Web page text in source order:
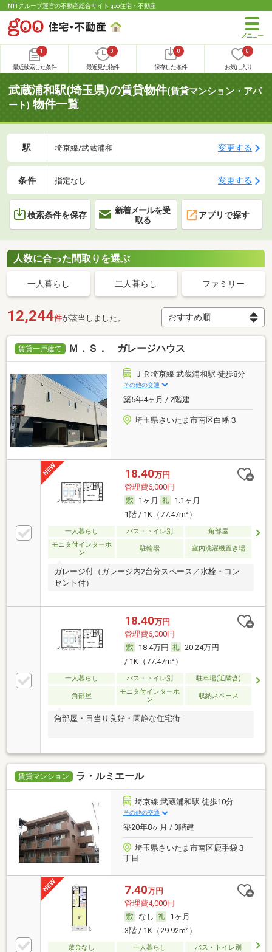
NTTグループ運営の不動産総合サイト goo住宅・不動産
1
最近検索した条件
0
最近見た物件
0
保存した条件
0
お気に入り
武蔵浦和駅(埼玉県)の賃貸物件(賃貸マンション・アパ
ート) 物件一覧
駅 埼京線/武蔵浦和 変更する
条件 指定なし 変更する
検索条件を保存
新着メールを受
取る
アプリで探す
人数に合った間取りを選ぶ
一人暮らし 二人暮らし ファミリー
12,244件が該当しました。
賃貸一戸建て Ｍ．Ｓ． ガレージハウス
ＪＲ埼京線 武蔵浦和駅 徒歩8分
その他の交通
築5年4ヶ月 / 2階建
埼玉県さいたま市南区白幡３
18.40万円
管理費6,000円
1ヶ月
1.1ヶ月
1階 / 1K（77.47m2）
一人暮らし バス・トイレ別
角部屋
モニタ付インターホ
ン
駐輪場 室内洗濯機置き場
ガレージ付（ガレージ内2台分スペース／水栓・コン
セント付）
18.40万円
管理費6,000円
18.4万円
20.24万円
/ 1K（77.47m2）
一人暮らし バス・トイレ別 駐車場(近隣含)
角部屋
モニタ付インターホ
ン
収納スペース
角部屋・日当り良好・閑静な住宅街
賃貸マンション ラ・ルミエール
埼京線 武蔵浦和駅 徒歩10分
その他の交通
築20年8ヶ月 / 3階建
埼玉県さいたま市南区鹿手袋３
丁目
7.40万円
管理費4,000円
なし
1ヶ月
3階 / 1K（29.92m2）
敷金なし 一人暮らし
バス・トイレ別